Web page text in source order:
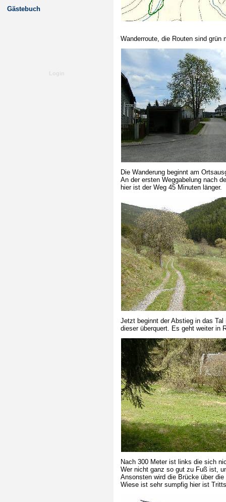
Gästebuch
Wanderroute, die Routen sind grün
Die Wanderung beginnt am
An der ersten Weggabelung nach
hier ist der Weg 45 Minuten länger.
Jetzt beginnt der Abstieg in das
dieser überquert. Es geht weiter in
Nach 300 Meter ist links die sich
Wer nicht ganz so gut zu Fuß ist,
Ansonsten wird die Brücke über
Wiese ist sehr sumpfig hier ist